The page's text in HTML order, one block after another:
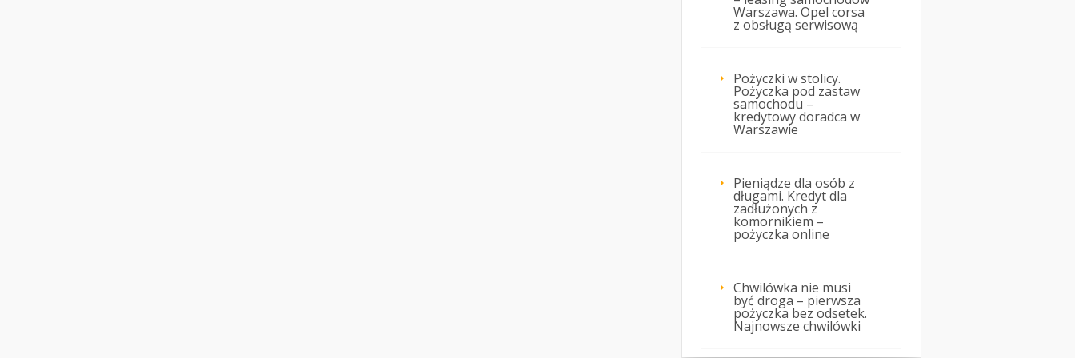
Warszawa. Opel corsa
z obsługą serwisową
Pożyczki w stolicy.
Pożyczka pod zastaw
samochodu –
kredytowy doradca w
Warszawie
Pieniądze dla osób z
długami. Kredyt dla
zadłużonych z
komornikiem –
pożyczka online
Chwilówka nie musi
być droga – pierwsza
pożyczka bez odsetek.
Najnowsze chwilówki